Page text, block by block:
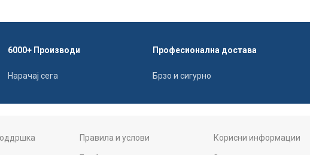
6000+ Производи
Нарачај сега
Професионална достава
Брзо и сигурно
Правила и услови Корисни информации